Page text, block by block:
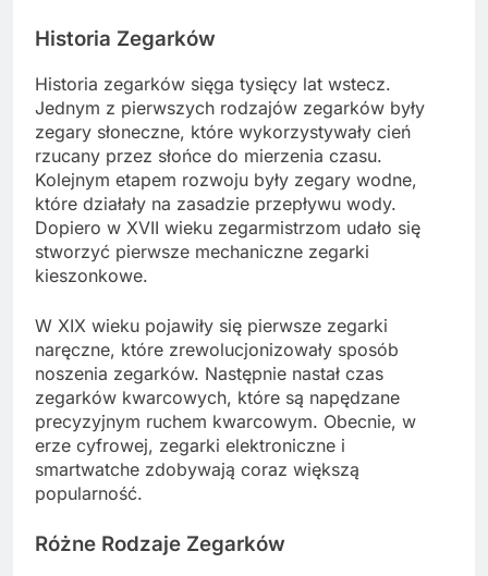
Historia Zegarków
Historia zegarków sięga tysięcy lat wstecz.
Jednym z pierwszych rodzajów zegarków były
zegary słoneczne, które wykorzystywały cień
rzucany przez słońce do mierzenia czasu.
Kolejnym etapem rozwoju były zegary wodne,
które działały na zasadzie przepływu wody.
Dopiero w XVII wieku zegarmistrzom udało się
stworzyć pierwsze mechaniczne zegarki
kieszonkowe.
W XIX wieku pojawiły się pierwsze zegarki
naręczne, które zrewolucjonizowały sposób
noszenia zegarków. Następnie nastał czas
zegarków kwarcowych, które są napędzane
precyzyjnym ruchem kwarcowym. Obecnie, w
erze cyfrowej, zegarki elektroniczne i
smartwatche zdobywają coraz większą
popularność.
Różne Rodzaje Zegarków